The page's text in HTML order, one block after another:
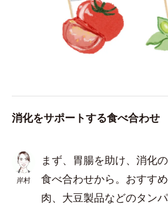
消化をサポートする食べ合わせ
岸村
まず、胃腸を助け、消化
食べ合わせから。おすす
肉、大豆製品などのタン